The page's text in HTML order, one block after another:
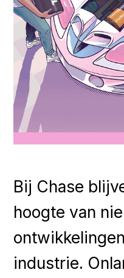
Bij Chase
hoogte van
industrie.